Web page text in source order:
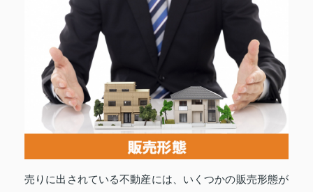
売りに出されている不動産には、いくつかの販売形態が